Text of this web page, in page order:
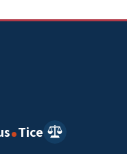
Tice